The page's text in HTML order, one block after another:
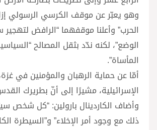
وهو يعبّر عن موقف الكرسي الرسولي إزاء
الحرب” وأعلنا موقفهما “الرافض
الوضع”، لكنه ندّد بثقل المصالح
المأساة”.
أمّا عن حماية الرهبان والمؤمنين في
الإسرائيلية، مشيرًا إلى أنّ بطريرك
وأضاف الكاردينال بارولين: “كل شخص
ذلك مع وجود أمر الإخلاء” و”السيطرة